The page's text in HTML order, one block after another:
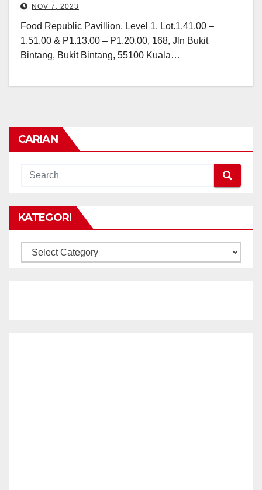
NOV 7, 2023
Food Republic Pavillion, Level 1. Lot.1.41.00 –
1.51.00 & P1.13.00 – P1.20.00, 168, Jln Bukit
Bintang, Bukit Bintang, 55100 Kuala…
CARIAN
KATEGORI
KATEGORI